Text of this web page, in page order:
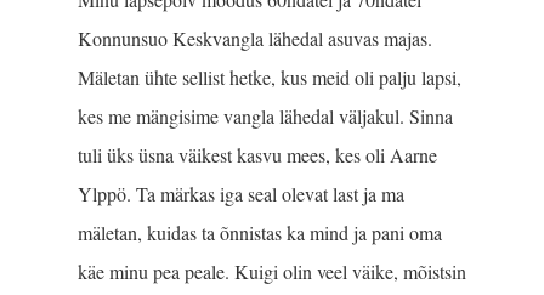
Konnunsuo Keskvangla lähedal asuvas majas.
Mäletan ühte sellist hetke, kus meid oli palju lapsi,
kes me mängisime vangla lähedal väljakul. Sinna
tuli üks üsna väikest kasvu mees, kes oli Aarne
Ylppö. Ta märkas iga seal olevat last ja ma
mäletan, kuidas ta õnnistas ka mind ja pani oma
käe minu pea peale. Kuigi olin veel väike, mõistsin